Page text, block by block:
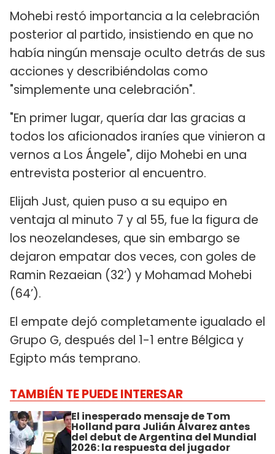
Mohebi restó importancia a la celebración
posterior al partido, insistiendo en que no
había ningún mensaje oculto detrás de sus
acciones y describiéndolas como
"simplemente una celebración".
"En primer lugar, quería dar las gracias a
todos los aficionados iraníes que vinieron a
vernos a Los Ángele", dijo Mohebi en una
entrevista posterior al encuentro.
Elijah Just, quien puso a su equipo en
ventaja al minuto 7 y al 55, fue la figura de
los neozelandeses, que sin embargo se
dejaron empatar dos veces, con goles de
Ramin Rezaeian (32’) y Mohamad Mohebi
(64’).
El empate dejó completamente igualado el
Grupo G, después del 1-1 entre Bélgica y
Egipto más temprano.
TAMBIÉN TE PUEDE INTERESAR
El inesperado mensaje de Tom
Holland para Julián Álvarez antes
del debut de Argentina del Mundial
2026: la respuesta del jugador